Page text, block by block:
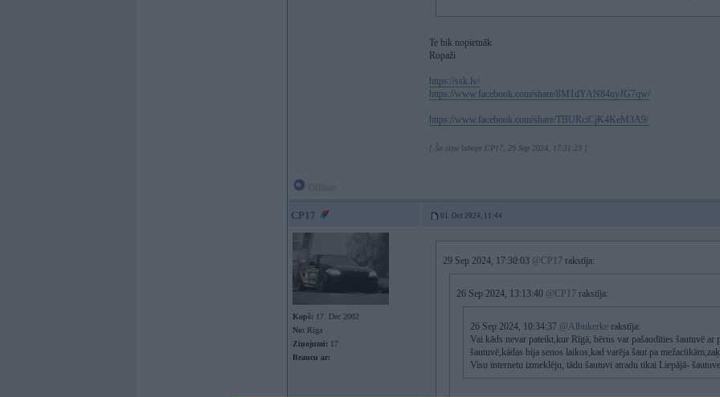
Te bik nopietnāk
Ropaži
https://ssk.lv/
https://www.facebook.com/share/8M1dYAN84uyJG7qw/
https://www.facebook.com/share/TBURciCjK4KeM3A9/
[ Šo ziņu laboja CP17, 29 Sep 2024, 17:31:23 ]
CP17 01. Oct 2024, 11:44
Kopš: 17. Dec 2002
No: Rīga
Ziņojumi: 17
Braucu ar:
29 Sep 2024, 17:30:03 @CP17 rakstīja:
26 Sep 2024, 13:13:40 @CP17 rakstīja:
26 Sep 2024, 10:34:37 @Albukerke rakstīja:
Vai kāds nevar pateikt,kur Rīgā, bērns var pašaudīties šautuvē
šautuvē,kādas bija senos laikos,kad varēja šaut pa
Visu internetu izmeklēju, tādu šautuvi atradu tikai Liepājā-